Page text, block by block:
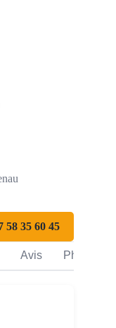
58 35 60 45
Avis Photos